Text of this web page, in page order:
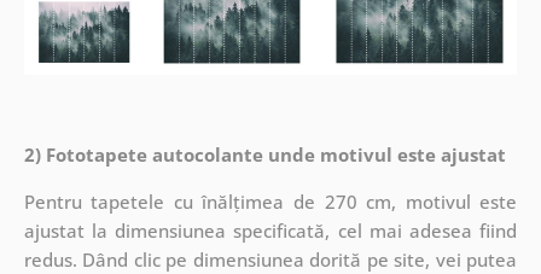
2) Fototapete autocolante unde motivul este ajustat
Pentru tapetele cu înălțimea de 270 cm, motivul este
ajustat la dimensiunea specificată, cel mai adesea fiind
redus. Dând clic pe dimensiunea dorită pe site, vei putea